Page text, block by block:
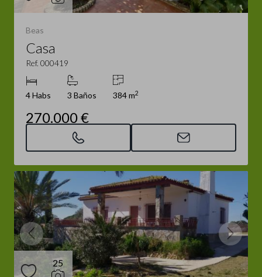
Beas
Casa
Ref. 000419
4 Habs 3 Baños 384 m2
270.000 €
25